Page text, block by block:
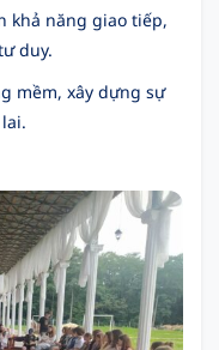
khả năng giao tiếp,
duy.
mềm, xây dựng sự